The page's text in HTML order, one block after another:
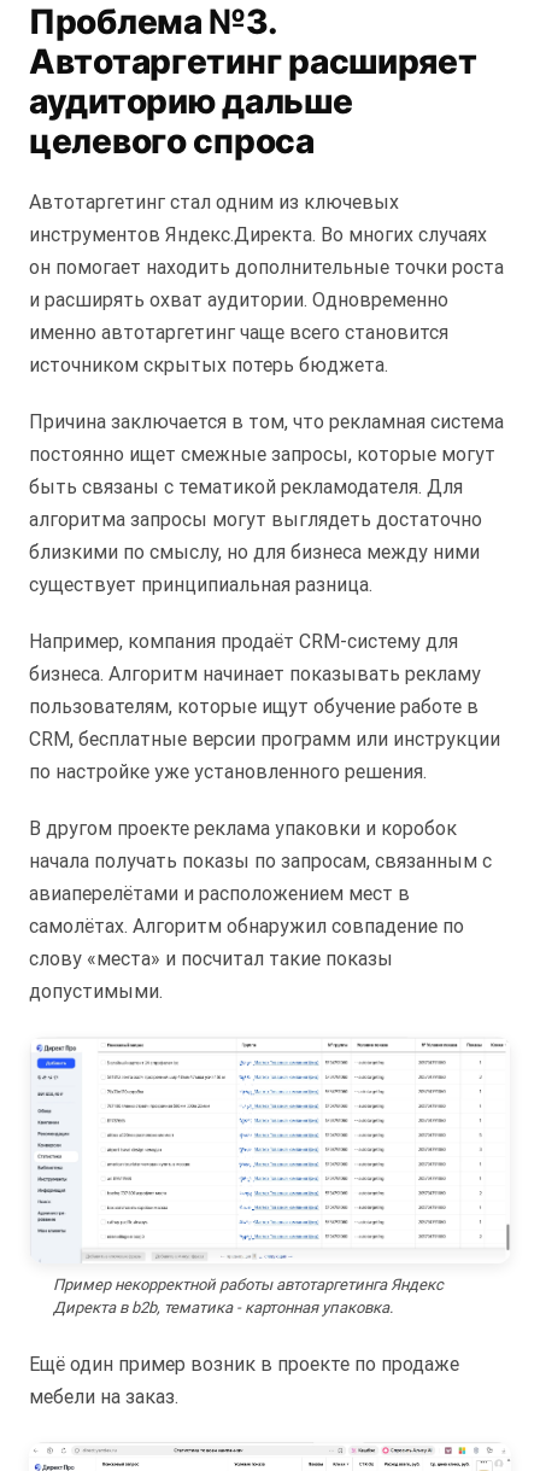
Проблема №3.
Автотаргетинг расширяет
аудиторию дальше
целевого спроса
Автотаргетинг стал одним из ключевых
инструментов Яндекс.Директа. Во многих случаях
он помогает находить дополнительные точки роста
и расширять охват аудитории. Одновременно
именно автотаргетинг чаще всего становится
источником скрытых потерь бюджета.
Причина заключается в том, что рекламная система
постоянно ищет смежные запросы, которые могут
быть связаны с тематикой рекламодателя. Для
алгоритма запросы могут выглядеть достаточно
близкими по смыслу, но для бизнеса между ними
существует принципиальная разница.
Например, компания продаёт CRM-систему для
бизнеса. Алгоритм начинает показывать рекламу
пользователям, которые ищут обучение работе в
CRM, бесплатные версии программ или инструкции
по настройке уже установленного решения.
В другом проекте реклама упаковки и коробок
начала получать показы по запросам, связанным с
авиаперелётами и расположением мест в
самолётах. Алгоритм обнаружил совпадение по
слову «места» и посчитал такие показы
допустимыми.
Пример некорректной работы автотаргетинга Яндекс
Директа в b2b, тематика - картонная упаковка.
Ещё один пример возник в проекте по продаже
мебели на заказ.